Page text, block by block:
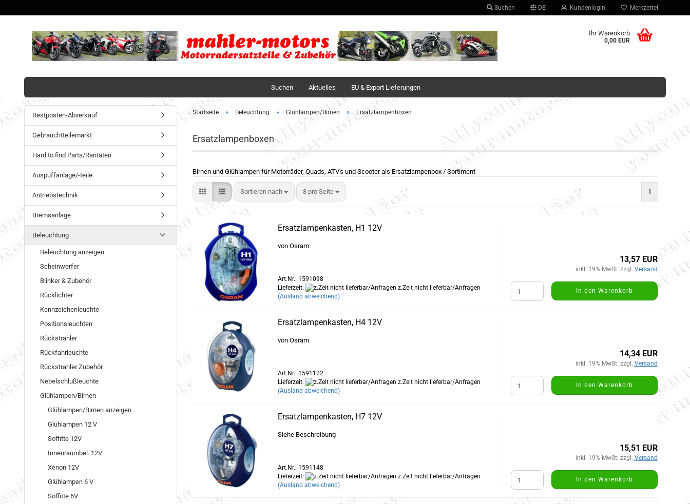
Suchen DE
Sprache auswählen
Kundenlogin
Konto erstellen
Passwort vergessen?
Merkzettel
Ihr Warenkorb
0,00 EUR
Suchen Aktuelles EU & Export Lieferungen
Startseite » Beleuchtung » Glühlampen/Birnen » Ersatzlampenboxen
Ersatzlampenboxen
Birnen und Glühlampen für Motorräder, Quads, ATV's und Scooter als Ersatzlampenbox / Sortiment
Sortieren nach 8 pro Seite 1
Ersatzlampenkasten, H1 12V
von Osram
Art.Nr.: 1591098
Lieferzeit:
z.Zeit nicht lieferbar/Anfragen
(Ausland abweichend)
13,57 EUR
inkl. 19% MwSt. zzgl. Versand
In den Warenkorb
Ersatzlampenkasten, H4 12V
von Osram
Art.Nr.: 1591122
Lieferzeit:
z.Zeit nicht lieferbar/Anfragen
(Ausland abweichend)
14,34 EUR
inkl. 19% MwSt. zzgl. Versand
In den Warenkorb
Ersatzlampenkasten, H7 12V
Siehe Beschreibung
Art.Nr.: 1591148
Lieferzeit:
z.Zeit nicht lieferbar/Anfragen
(Ausland abweichend)
15,51 EUR
inkl. 19% MwSt. zzgl. Versand
In den Warenkorb
Restposten-Abverkauf
Gebrauchtteilemarkt
Hard to find Parts/Raritäten
Auspuffanlage/-teile
Antriebstechnik
Bremsanlage
Beleuchtung
Beleuchtung anzeigen
Scheinwerfer
Blinker & Zubehör
Rücklichter
Kennzeichenleuchte
Positionsleuchten
Rückstrahler
Rückfahrleuchte
Rückstrahler Zubehör
Nebelschlußleuchte
Glühlampen/Birnen
Glühlampen/Birnen anzeigen
Glühlampen 12 V
Soffitte 12V
Innenraumbel. 12V
Xenon 12V
Glühlampen 6 V
Soffitte 6V